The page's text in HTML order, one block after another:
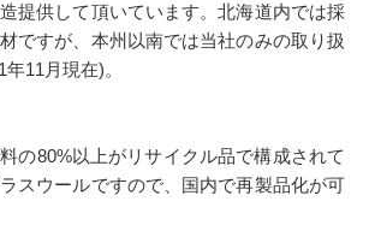
提供して頂いています。北海道内では採
ですが、本州以南では当社のみの取り扱
11月現在)。
の80%以上がリサイクル品で構成されて
スウールですので、国内で再製品化が可